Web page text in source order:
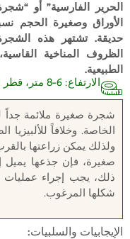
الحرير الفارسية” أو
الأوراق وصغيرة الحجم
حديقة. تشتهر هذه
الظروف المناخية
الطبيعية.
الارتفاع: 6-8 متر، قطر المظلة: 6-10 متر
شجرة صغيرة ملائمة
الخاصة. وخلافاً
ولذلك يمكن زراعتها
صغيرة، فإن جذعها
ذلك، يجب إجراء عمليات
شكلها المرغوب.
الإيجابيات والسلبيات: